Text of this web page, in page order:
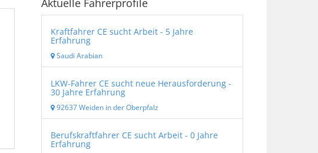
Kraftfahrer CE sucht Arbeit - 5 Jahre
Erfahrung
Saudi Arabian
LKW-Fahrer CE sucht neue Herausforderung -
30 Jahre Erfahrung
92637 Weiden in der Oberpfalz
Berufskraftfahrer CE sucht Arbeit - 0 Jahre
Erfahrung